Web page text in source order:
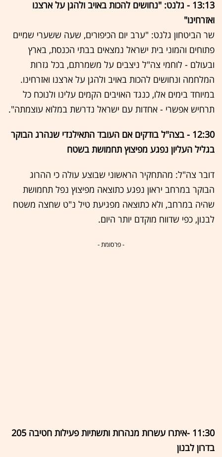
13:13 - גלנט: "נחושים להכות באויב ולהגן על ארצנו
ואזרחינו"
שר הביטחון גלנט: "ערב יום הכיפורים, שעה ששערי שמיים
פתוחים והמוני בית ישראל נמצאים בבתי הכנסת, בארץ
ובעולם - לוחמי צה"ל ניצבים על משמרתם, בכל גזרות
המלחמה ונחושים להכות באויב ולהגן על ארצנו ואזרחינו.
במיוחד בימים אלו, כנגד האויבים הקמים עלינו ולנוכח כל
תרחיש אפשרי - אחדות עם ישראל נדרשת במלוא עוצמתה".
12:30 - בצה"ל בודקים אם העובד התאילנדי שנהרג הבוקר
בגליל העליון נפגע מפיצוץ תחמושת בשטח
דובר צה"ל: מהתחקיר הראשוני שבוצע עולה כי ההרוג
הבוקר במרחב יראון נפגע כתוצאה מפיצוץ נפל תחמושת
שהיה במרחב, ולא כתוצאה מפגיעת טיל נ"ט שחצה משטח
לבנון, כפי שדווח מוקדם יותר היום.
- פרסומת -
11:30 -איתרו עשרות מנהרות ותשתיות פעילות חטיבה 205
בדרון לבנון